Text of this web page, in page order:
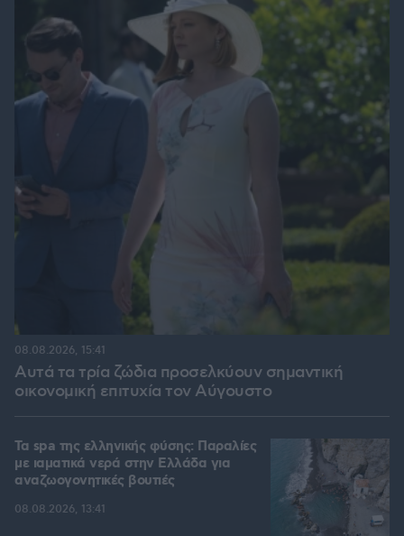
Αυτά τα τρία ζώδια προσελκύουν σημαντική
οικονομική επιτυχία τον Αύγουστο
08.08.2026, 15:41
Τα spa της ελληνικής φύσης: Παραλίες
με ιαματικά νερά στην Ελλάδα για
αναζωογονητικές βουτιές
08.08.2026, 13:41